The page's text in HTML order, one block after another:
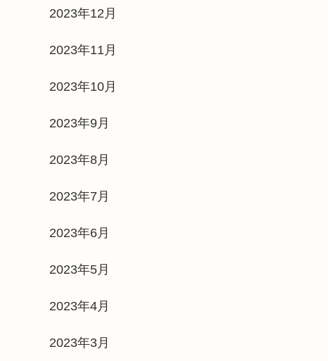
2023年12月
2023年11月
2023年10月
2023年9月
2023年8月
2023年7月
2023年6月
2023年5月
2023年4月
2023年3月